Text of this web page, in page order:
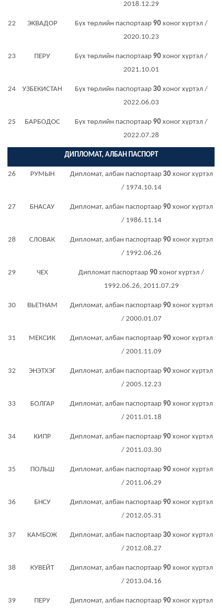
2018.12.29
22 ЭКВАДОР Бүх төрлийн паспортаар 90 хоног хүртэл /
2020.10.23
23 ПЕРУ Бүх төрлийн паспортаар 90 хоног хүртэл /
2021.10.01
24 УЗБЕКИСТАН Бүх төрлийн паспортаар 30 хоног хүртэл /
2022.06.03
25 БАРБОДОС Бүх төрлийн паспортаар 90 хоног хүртэл /
2022.07.28
ДИПЛОМАТ, АЛБАН ПАСПОРТ
26 РУМЫН Дипломат, албан паспортаар 30хоног хүртэл
/ 1974.10.14
27 БНАСАУ Дипломат, албан паспортаар 90хоног хүртэл
/ 1986.11.14
28 СЛОВАК Дипломат, албан паспортаар 90хоног хүртэл
/ 1992.06.26
29 ЧЕХ Дипломат паспортаар 90 хоног хүртэл /
1992.06.26, 2011.07.29
30 ВЬЕТНАМ Дипломат, албан паспортаар 90хоног хүртэл
/ 2000.01.07
31 МЕКСИК Дипломат, албан паспортаар 90хоног хүртэл
/ 2001.11.09
32 ЭНЭТХЭГ Дипломат, албан паспортаар 90хоног хүртэл
/ 2005.12.23
33 БОЛГАР Дипломат, албан паспортаар 90хоног хүртэл
/ 2011.01.18
34 КИПР Дипломат, албан паспортаар 90хоног хүртэл
/ 2011.03.30
35 ПОЛЬШ Дипломат, албан паспортаар 90хоног хүртэл
/ 2011.06.29
36 БНСУ Дипломат, албан паспортаар 90хоног хүртэл
/ 2012.05.31
37 КАМБОЖ Дипломат, албан паспортаар 30хоног хүртэл
/ 2012.08.27
38 КУВЕЙТ Дипломат, албан паспортаар 90хоног хүртэл
/ 2013.04.16
39 ПЕРУ Дипломат, албан паспортаар 90хоног хүртэл